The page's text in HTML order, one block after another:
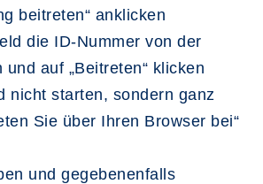
beitreten“ anklicken
die ID-Nummer von der
auf „Beitreten“ klicken
nicht starten, sondern ganz
Sie über Ihren Browser bei“
und gegebenenfalls